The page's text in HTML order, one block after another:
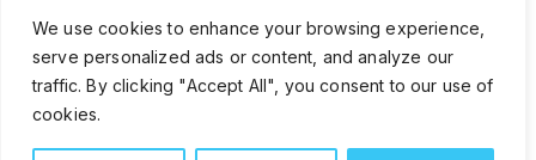
We use cookies to enhance your browsing experience,
serve personalized ads or content, and analyze our
traffic. By clicking "Accept All", you consent to our use of
cookies.